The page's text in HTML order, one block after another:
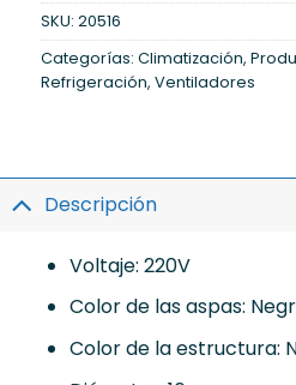
SKU: 20516
Categorías: Climatización,
Refrigeración, Ventiladores
Descripción
Voltaje: 220V
Color de las aspas:
Color de la estructura: